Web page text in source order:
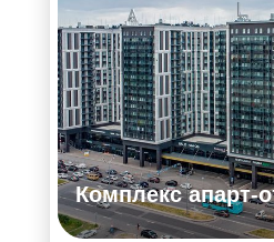
Комплекс апарт-